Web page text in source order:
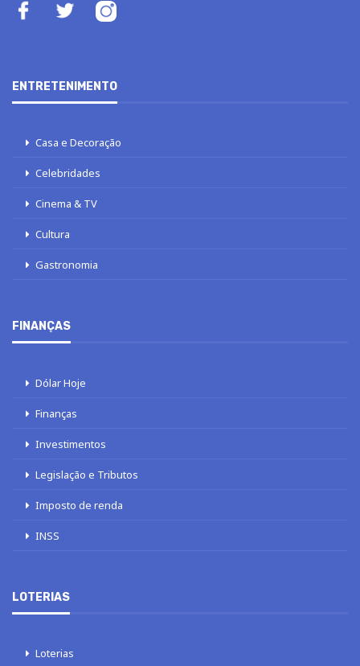
ENTRETENIMENTO
Casa e Decoração
Celebridades
Cinema & TV
Cultura
Gastronomia
FINANÇAS
Dólar Hoje
Finanças
Investimentos
Legislação e Tributos
Imposto de renda
INSS
LOTERIAS
Loterias